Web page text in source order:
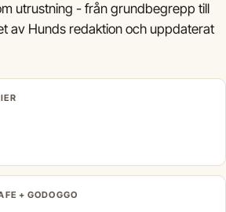
utrustning - från grundbegrepp till
av Hunds redaktion och uppdaterat
+ GODOGGO